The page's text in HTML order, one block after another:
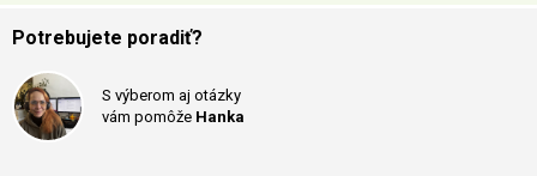
Potrebujete poradiť?
S výberom aj otázky
vám pomôže Hanka